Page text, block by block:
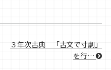
３年次古典＿「古文で寸劇」
を行…